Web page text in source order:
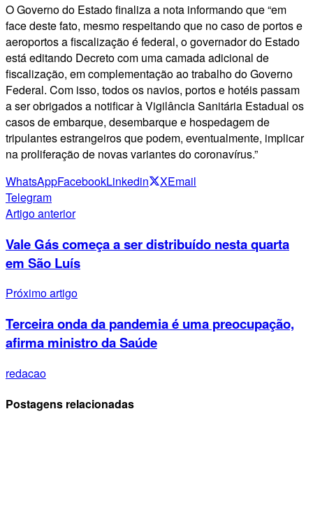
O Governo do Estado finaliza a nota informando que “em
face deste fato, mesmo respeitando que no caso de portos e
aeroportos a fiscalização é federal, o governador do Estado
está editando Decreto com uma camada adicional de
fiscalização, em complementação ao trabalho do Governo
Federal. Com isso, todos os navios, portos e hotéis passam
a ser obrigados a notificar à Vigilância Sanitária Estadual os
casos de embarque, desembarque e hospedagem de
tripulantes estrangeiros que podem, eventualmente, implicar
na proliferação de novas variantes do coronavírus.”
WhatsAppFacebookLinkedin XEmail
Telegram
Artigo anterior
Vale Gás começa a ser distribuído nesta quarta
em São Luís
Próximo artigo
Terceira onda da pandemia é uma preocupação,
afirma ministro da Saúde
redacao
Postagens relacionadas